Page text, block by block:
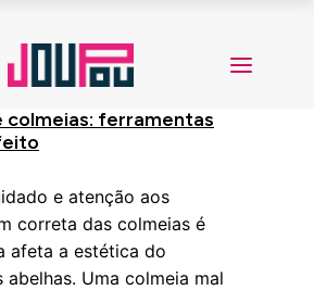
colmeias: ferramentas
e atenção aos
correta das colmeias é
afeta a estética do
Uma colmeia mal